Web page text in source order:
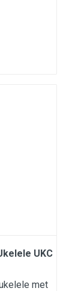
UKC
met